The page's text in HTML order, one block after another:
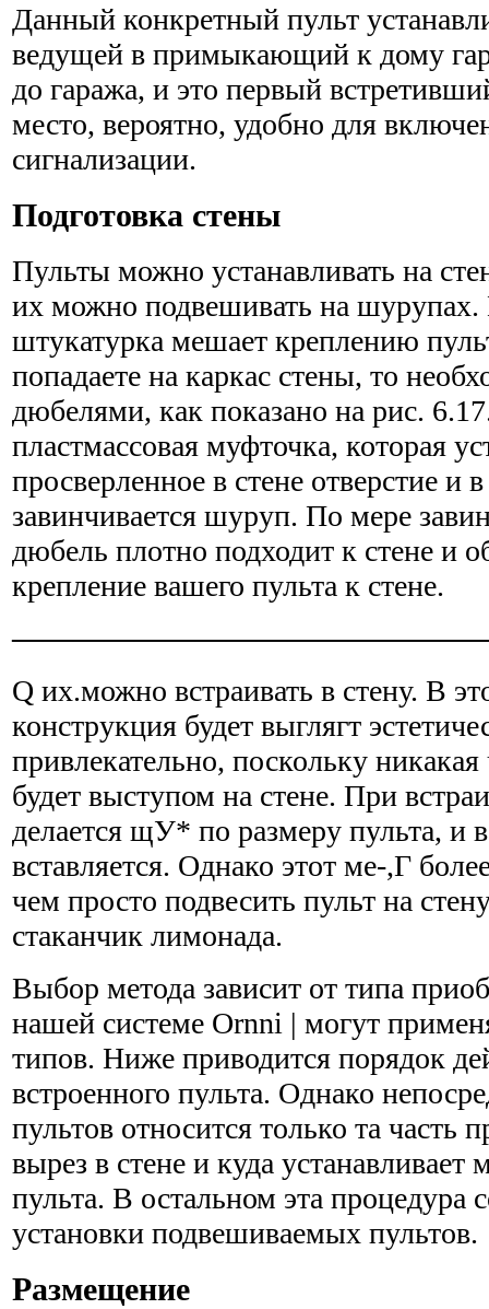
Данный конкретный пульт
ведущей в примыкающий к дому
до гаража, и это первый
место, вероятно, удобно для
сигнализации.
Подготовка стены
Пульты можно устанавливать на
их можно подвешивать на шурупах.
штукатурка мешает креплению
попадаете на каркас стены, то
дюбелями, как показано на рис.
пластмассовая муф­точка, которая
просверленное в стене отверстие и
завинчивается шуруп. По мере
дюбель плотно под­ходит к стене и
крепление вашего пульта к стене.
Q их.можно встраивать в стену. В
конструкция будет выглягт
привлекательно, поскольку
будет выступом на стене. При
делается щУ* по размеру пульта, и
вставляется. Однако этот ме-,Г
чем просто подвесить пульт на
стаканчик лимонада.
Выбор метода зависит от типа
нашей системе Ornni | могут
типов. Ниже приводится порядок
встроенного пульта. Однако
пультов отно­сится только та часть
вырез в стене и куда
пульта. В остальном эта процедура
установки подвешиваемых пультов.
Размещение